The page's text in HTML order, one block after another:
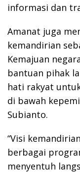
informasi dan
Amanat juga
kemandirian
Kemajuan
bantuan pihak
hati rakyat
di bawah
Subianto.
“Visi
berbagai
menyentuh